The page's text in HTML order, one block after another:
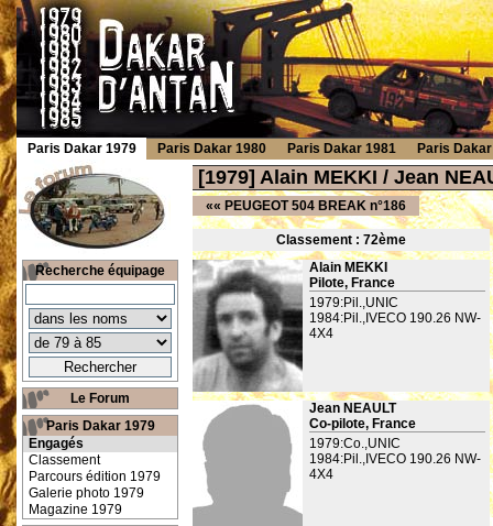
[1979] Alain MEKKI / Jean
«« PEUGEOT 504 BREAK n°186
Classement : 72ème
Alain MEKKI
Pilote, France
1979:Pil.,UNIC
1984:Pil.,IVECO 190.26 NW-
4X4
Jean NEAULT
Co-pilote, France
1979:Co.,UNIC
1984:Pil.,IVECO 190.26 NW-
4X4
Recherche équipage
Le Forum
Paris Dakar 1979
Engagés
Classement
Parcours édition 1979
Galerie photo 1979
Magazine 1979
Paris Dakar 1979 Paris Dakar 1980 Paris Dakar 1981 Paris